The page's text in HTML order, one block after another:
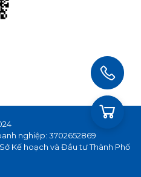
nghiệp: 3702652869
Kế hoạch và Đầu tư Thành Phố